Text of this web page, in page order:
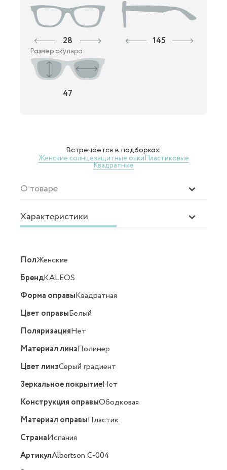
28 145
Размер окуляра
47
Встречается в подборках:
Женские солнцезащитные очкиПластиковые
Квадратные
О товаре
Характеристики
ПолЖенские
БрендKALEOS
Форма оправыКвадратная
Цвет оправыБелый
ПоляризацияНет
Материал линзПолимер
Цвет линзСерый градиент
Зеркальное покрытиеНет
Конструкция оправыОбодковая
Материал оправыПластик
СтранаИспания
АртикулAlbertson C-004